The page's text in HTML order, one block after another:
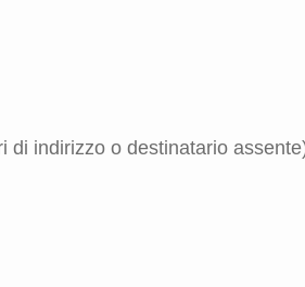
indirizzo o destinatario